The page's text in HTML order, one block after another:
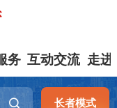
务 互动交流 走进
长者模式